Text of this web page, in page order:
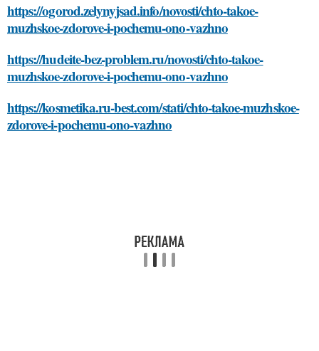
https://ogorod.zelynyjsad.info/novosti/chto-takoe-
muzhskoe-zdorove-i-pochemu-ono-vazhno
https://hudeite-bez-problem.ru/novosti/chto-takoe-
muzhskoe-zdorove-i-pochemu-ono-vazhno
https://kosmetika.ru-best.com/stati/chto-takoe-muzhskoe-
zdorove-i-pochemu-ono-vazhno